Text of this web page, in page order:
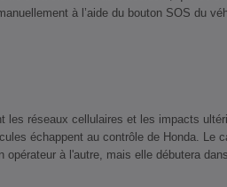
à l’aide du bouton SOS du
les réseaux cellulaires et les impacts
échappent au contrôle de Honda. Le
opérateur à l'autre, mais elle débutera